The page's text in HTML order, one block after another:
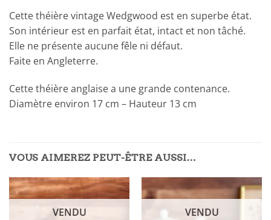
Cette théière vintage Wedgwood est en superbe état.
Son intérieur est en parfait état, intact et non tâché.
Elle ne présente aucune fêle ni défaut.
Faite en Angleterre.
Cette théière anglaise a une grande contenance.
Diamètre environ 17 cm – Hauteur 13 cm
VOUS AIMEREZ PEUT-ÊTRE AUSSI…
VENDU VENDU